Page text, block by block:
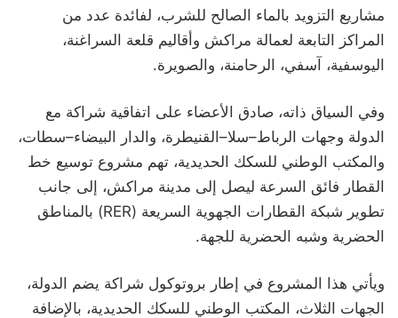
مشاريع التزويد بالماء الصالح للشرب، لفائدة عدد من
المراكز التابعة لعمالة مراكش وأقاليم قلعة السراغنة،
اليوسفية، آسفي، الرحامنة، والصويرة.
وفي السياق ذاته، صادق الأعضاء على اتفاقية شراكة مع
الدولة وجهات الرباط–سلا–القنيطرة، والدار البيضاء–سطات،
والمكتب الوطني للسكك الحديدية، تهم مشروع توسيع خط
القطار فائق السرعة ليصل إلى مدينة مراكش، إلى جانب
تطوير شبكة القطارات الجهوية السريعة (RER) بالمناطق
الحضرية وشبه الحضرية للجهة.
ويأتي هذا المشروع في إطار بروتوكول شراكة يضم الدولة،
الجهات الثلاث، المكتب الوطني للسكك الحديدية، بالإضافة